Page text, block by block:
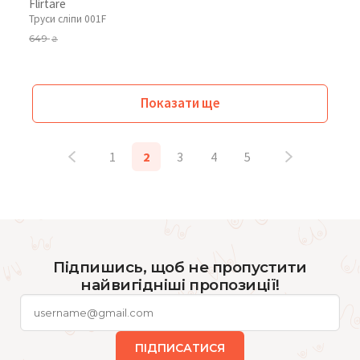
Flirtare
Труси сліпи 001F
649₴
Показати ще
1 2 3 4 5
Підпишись, щоб не пропустити
найвигідніші пропозиції!
ПІДПИСАТИСЯ